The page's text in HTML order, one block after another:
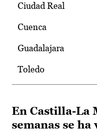
Ciudad Real
Cuenca
Guadalajara
Toledo
En Castilla-La
semanas se ha